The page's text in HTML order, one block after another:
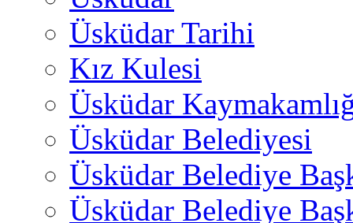
Üsküdar Tarihi
Kız Kulesi
Üsküdar
Üsküdar Belediyesi
Üsküdar Belediye
Üsküdar Belediye